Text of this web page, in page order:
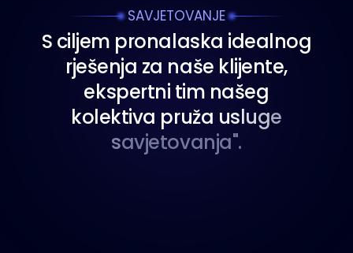
SAVJETOVANJE
S ciljem pronalaska idealnog
rješenja za naše klijente,
ekspertni tim našeg
kolektiva pruža usluge
savjetovanja".